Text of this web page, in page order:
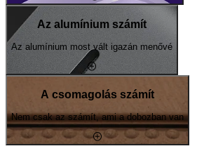
Az alumínium számít
Az alumínium most vált igazán menővé
A csomagolás számít
Nem csak az számít, ami a dobozban van